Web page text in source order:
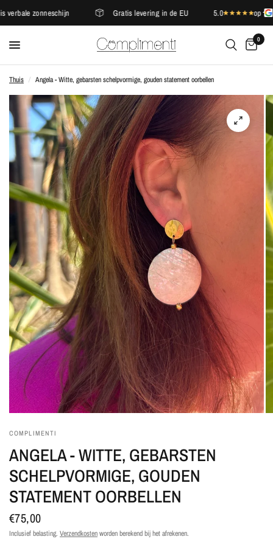
zonneschijn Gratis levering in de EU 5.0 op
0
Thuis / Angela - Witte, gebarsten schelpvormige, gouden statement oorbellen
COMPLIMENTI
ANGELA - WITTE, GEBARSTEN
SCHELPVORMIGE, GOUDEN
STATEMENT OORBELLEN
€75,00
Inclusief belasting. Verzendkostenworden berekend bij het afrekenen.